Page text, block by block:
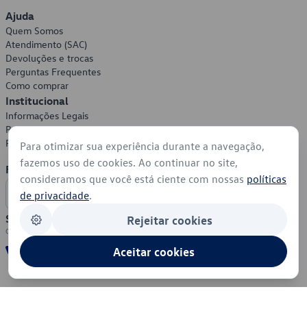
Ajuda
Quem Somos
Atendimento (SAC)
Devoluções e trocas
Perguntas Frequentes
Como comprar
Institucional
Informações Legais
Política de Privacidade
Política de Cookies
Formas de Pagamento
Segurança
Para otimizar sua experiência durante a navegação,
fazemos uso de cookies. Ao continuar no site,
consideramos que você está ciente com nossas políticas
de privacidade.
Rejeitar cookies
Aceitar cookies